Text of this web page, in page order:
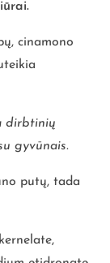
cinamono
dirbtinių
gyvūnais.
putų, tada